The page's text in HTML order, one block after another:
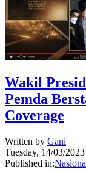
Wakil
Pemda
Coverage
Written by Gani
Tuesday, 14/03/2023
Published in: